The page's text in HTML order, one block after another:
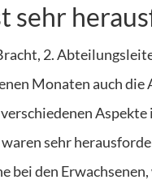
sehr
2.
Monaten auch
sehr
bei den